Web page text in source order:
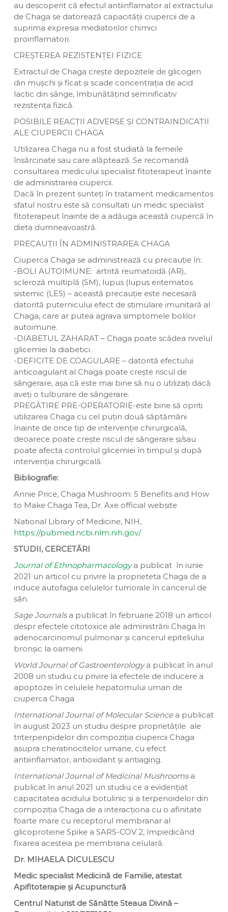
au descoperit că efectul antiinflamator al extractului
de Chaga se datorează capacității ciupercii de a
suprima expresia mediatorilor chimici
proinflamatori.
CREȘTEREA REZISTENȚEI FIZICE
Extractul de Chaga crește depozitele de glicogen
din mușchi și ficat și scade concentrația de acid
lactic din sânge, îmbunătățind semnificativ
rezistența fizică.
POSIBILE REACȚII ADVERSE ȘI CONTRAINDICAȚII
ALE CIUPERCII CHAGA
Utilizarea Chaga nu a fost studiată la femeile
însărcinate sau care alăptează. Se recomandă
consultarea medicului specialist fitoterapeut înainte
de administrarea ciupercii.
Dacă în prezent sunteți în tratament medicamentos
sfatul nostru este să consultati un medic specialist
fitoterapeut înainte de a adăuga această ciupercă în
dieta dumneavoastră.
PRECAUȚII ÎN ADMINISTRAREA CHAGA
Ciuperca Chaga se administrează cu precauție în:
-BOLI AUTOIMUNE: artrită reumatoidă (AR),
scleroză multiplă (SM), lupus (lupus eritematos
sistemic (LES) – această precauție este necesară
datorită puternicului efect de stimulare imunitară al
Chaga, care ar putea agrava simptomele bolilor
autoimune.
-DIABETUL ZAHARAT – Chaga poate scădea nivelul
glicemiei la diabetici.
-DEFICITE DE COAGULARE – datorită efectului
anticoagulant al Chaga poate crește riscul de
sângerare, așa că este mai bine să nu o utilizați dacă
aveți o tulburare de sângerare.
PREGĂTIRE PRE-OPERATORIE-este bine să opriti
utilizarea Chaga cu cel puțin două săptămâni
înainte de orice tip de intervenție chirurgicală,
deoarece poate crește riscul de sângerare și/sau
poate afecta controlul glicemiei în timpul și după
intervenția chirurgicală.
Bibliografie:
Annie Price, Chaga Mushroom: 5 Benefits and How
to Make Chaga Tea, Dr. Axe official website
National Library of Medicine, NIH,
https://pubmed.ncbi.nlm.nih.gov/
STUDII, CERCETĂRI
Journal of Ethnopharmacology a publicat în iunie
2021 un articol cu privire la proprieteta Chaga de a
induce autofagia celulelor tumorale în cancerul de
sân.
Sage Journals a publicat în februarie 2018 un articol
despr efectele citotoxice ale administrării Chaga în
adenocarcinomul pulmonar și cancerul epiteliului
bronșic la oameni.
World Journal of Gastroenterologya publicat în anul
2008 un studiu cu privire la efectele de inducere a
apoptozei în celulele hepatomului uman de
ciuperca Chaga
International Journal of Molecular Sciencea publicat
în august 2023 un studiu despre proprietățile ale
triterpenpidelor din compoziția ciupercii Chaga
asupra cheratinocitelor umane, cu efect
antiiinflamator, antioxidant și antiaging.
International Journal of Medicinal Mushroomsa
publicat în anul 2021 un studiu ce a evidențiat
capacitatea acidului botulinic și a terpenoidelor din
compoziția Chaga de a interacționa cu o afinitate
foarte mare cu receptorul membranar al
glicoproteine Spike a SARS-COV 2, împiedicând
fixarea acesteia pe membrana celulară.
Dr. MIHAELA DICULESCU
Medic specialist Medicină de Familie, atestat
Apifitoterapie și Acupunctură
Centrul Naturist de Sănătte Steaua Divină –